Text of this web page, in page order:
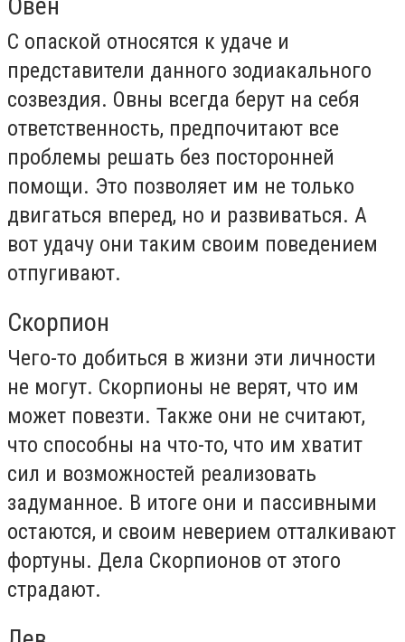
Овен
С опаской относятся к удаче и
представители данного зодиакального
созвездия. Овны всегда берут на себя
ответственность, предпочитают все
проблемы решать без посторонней
помощи. Это позволяет им не только
двигаться вперед, но и развиваться. А
вот удачу они таким своим поведением
отпугивают.
Скорпион
Чего-то добиться в жизни эти личности
не могут. Скорпионы не верят, что им
может повезти. Также они не считают,
что способны на что-то, что им хватит
сил и возможностей реализовать
задуманное. В итоге они и пассивными
остаются, и своим неверием отталкивают
фортуны. Дела Скорпионов от этого
страдают.